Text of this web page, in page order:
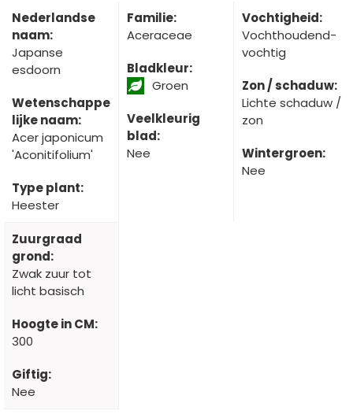
Nederlandse
naam:
Japanse
esdoorn
Wetenschappe
lijke naam:
Acer japonicum
'Aconitifolium'
Type plant:
Heester
Familie:
Aceraceae
Bladkleur:
Groen
Veelkleurig
blad:
Nee
Vochtigheid:
Vochthoudend-
vochtig
Zon / schaduw:
Lichte schaduw /
zon
Wintergroen:
Nee
Zuurgraad
grond:
Zwak zuur tot
licht basisch
Hoogte in CM:
300
Giftig:
Nee